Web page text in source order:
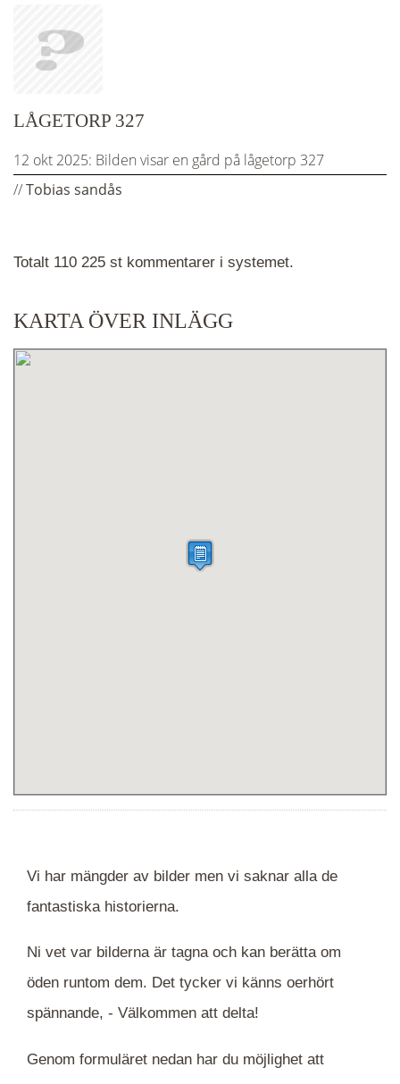
Totalt 110 225 st kommentarer i systemet.
KARTA ÖVER INLÄGG
LÅGETORP 327
12 okt 2025: Bilden visar en gård på lågetorp 327
//Tobias sandås
Vi har mängder av bilder men vi saknar alla de
fantastiska historierna.
Ni vet var bilderna är tagna och kan berätta om
öden runtom dem. Det tycker vi känns oerhört
spännande, - Välkommen att delta!
Genom formuläret nedan har du möjlighet att